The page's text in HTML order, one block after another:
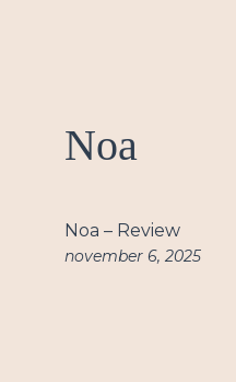
Noa
Noa – Review
november 6, 2025